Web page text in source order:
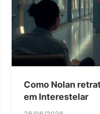
Como Nolan
em Interestelar